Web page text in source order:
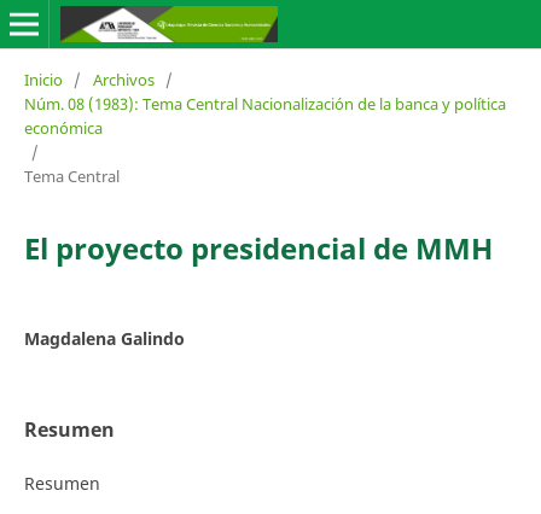
Inicio / Archivos /
Núm. 08 (1983): Tema Central Nacionalización de la banca y política
económica
/
Tema Central
El proyecto presidencial de MMH
Magdalena Galindo
Resumen
Resumen